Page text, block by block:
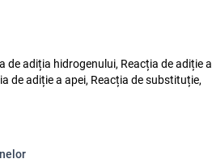
de adiția hidrogenului, Reacția de adiție a
de adiție a apei, Reacția de substituție,